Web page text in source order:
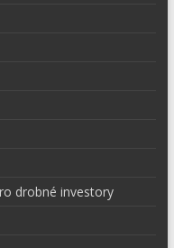
drobné investory